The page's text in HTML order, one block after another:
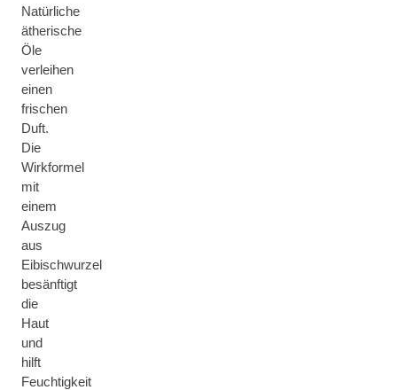
Natürliche
ätherische
Öle
verleihen
einen
frischen
Duft.
Die
Wirkformel
mit
einem
Auszug
aus
Eibischwurzel
besänftigt
die
Haut
und
hilft
Feuchtigkeit